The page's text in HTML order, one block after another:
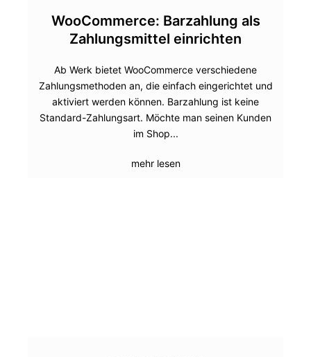
WooCommerce: Barzahlung als
Zahlungsmittel einrichten
Ab Werk bietet WooCommerce verschiedene
Zahlungsmethoden an, die einfach eingerichtet und
aktiviert werden können. Barzahlung ist keine
Standard-Zahlungsart. Möchte man seinen Kunden
im Shop...
mehr lesen